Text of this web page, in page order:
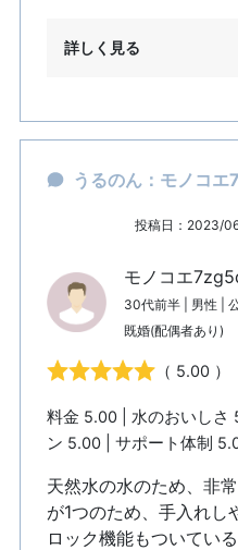
詳しく見る
うるのん：モノコ
投稿日：2023/
モノコエ
30代前半 | 男性 |
既婚(配偶者あり)
（ 5.00 ）
料金 5.00 | 水のおいしさ
ン 5.00 | サポート体制
天然水の水のため、非
が1つのため、手入れし
ロック機能もついてい